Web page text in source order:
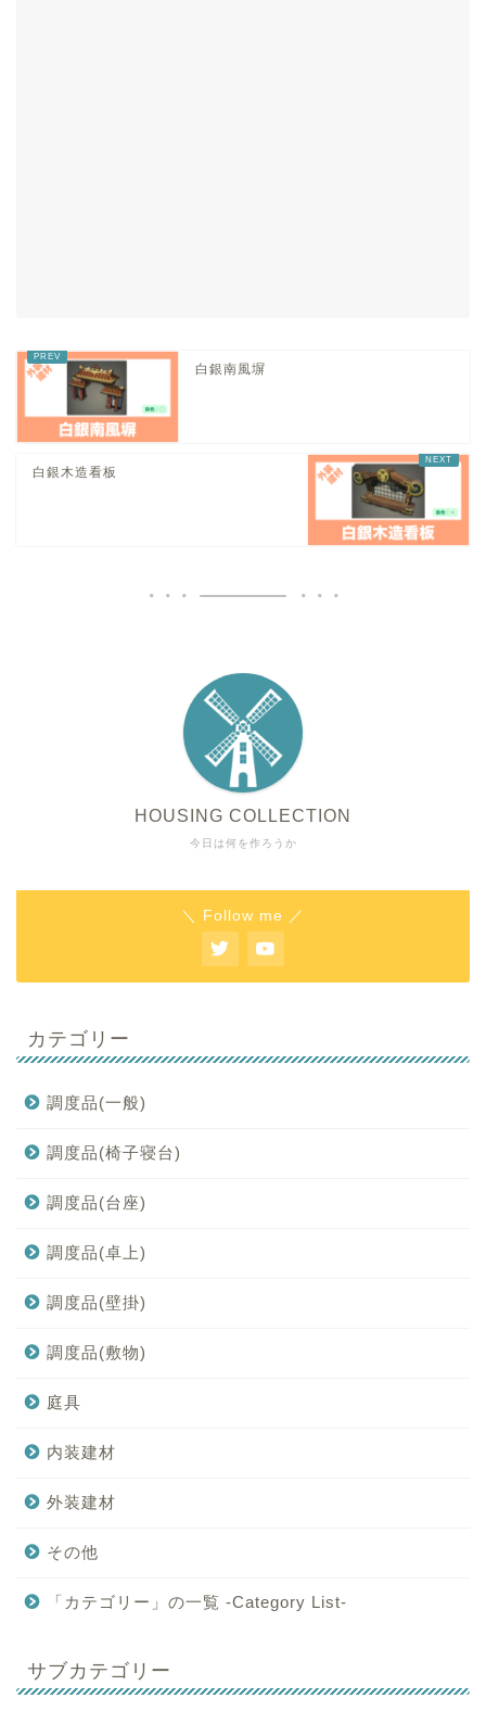
白銀南風塀
白銀木造看板
今日は何を作ろうか
HOUSING COLLECTION
＼ Follow me ／
カテゴリー
調度品(一般)
調度品(椅子寝台)
調度品(台座)
調度品(卓上)
調度品(壁掛)
調度品(敷物)
庭具
内装建材
外装建材
その他
「カテゴリー」の一覧 -Category List-
サブカテゴリー